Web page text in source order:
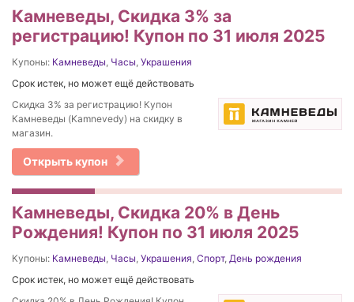
Камневеды, Скидка 3% за
регистрацию! Купон по 31 июля 2025
Купоны: Камневеды, Часы, Украшения
Срок истек, но может ещё действовать
Скидка 3% за регистрацию! Купон
Камневеды (Kamnevedy) на скидку в
магазин.
Открыть купон
Камневеды, Скидка 20% в День
Рождения! Купон по 31 июля 2025
Купоны: Камневеды, Часы, Украшения, Спорт, День рождения
Срок истек, но может ещё действовать